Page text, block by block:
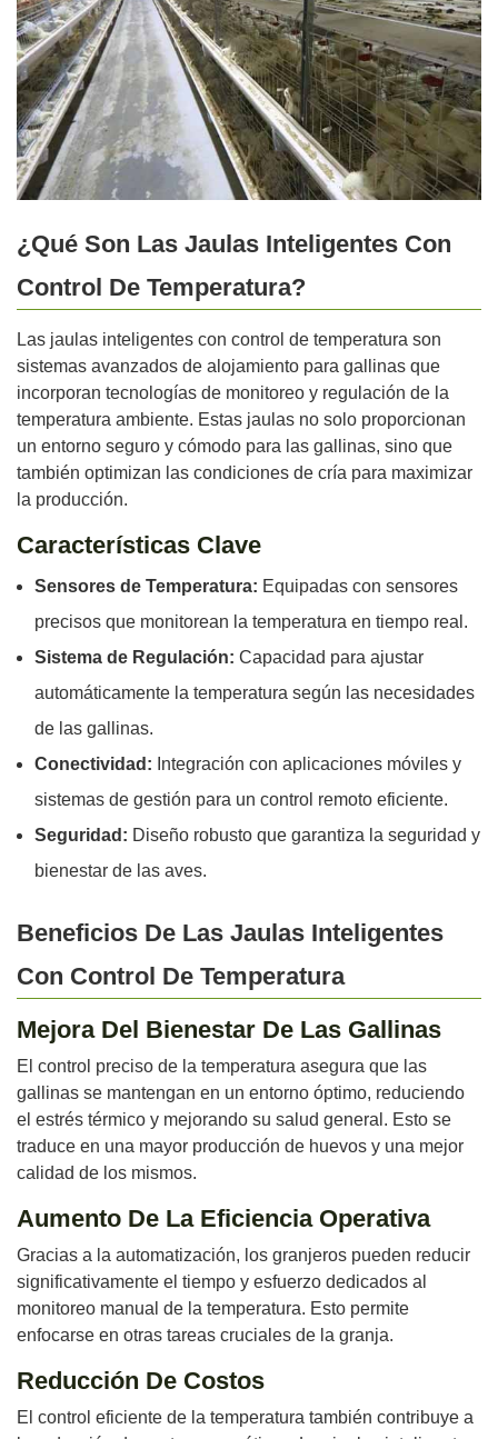
¿Qué Son Las Jaulas Inteligentes Con
Control De Temperatura?
Las jaulas inteligentes con control de temperatura son
sistemas avanzados de alojamiento para gallinas que
incorporan tecnologías de monitoreo y regulación de la
temperatura ambiente. Estas jaulas no solo proporcionan
un entorno seguro y cómodo para las gallinas, sino que
también optimizan las condiciones de cría para maximizar
la producción.
Características Clave
Sensores de Temperatura: Equipadas con sensores
precisos que monitorean la temperatura en tiempo real.
Sistema de Regulación: Capacidad para ajustar
automáticamente la temperatura según las necesidades
de las gallinas.
Conectividad: Integración con aplicaciones móviles y
sistemas de gestión para un control remoto eficiente.
Seguridad: Diseño robusto que garantiza la seguridad y
bienestar de las aves.
Beneficios De Las Jaulas Inteligentes
Con Control De Temperatura
Mejora Del Bienestar De Las Gallinas
El control preciso de la temperatura asegura que las
gallinas se mantengan en un entorno óptimo, reduciendo
el estrés térmico y mejorando su salud general. Esto se
traduce en una mayor producción de huevos y una mejor
calidad de los mismos.
Aumento De La Eficiencia Operativa
Gracias a la automatización, los granjeros pueden reducir
significativamente el tiempo y esfuerzo dedicados al
monitoreo manual de la temperatura. Esto permite
enfocarse en otras tareas cruciales de la granja.
Reducción De Costos
El control eficiente de la temperatura también contribuye a